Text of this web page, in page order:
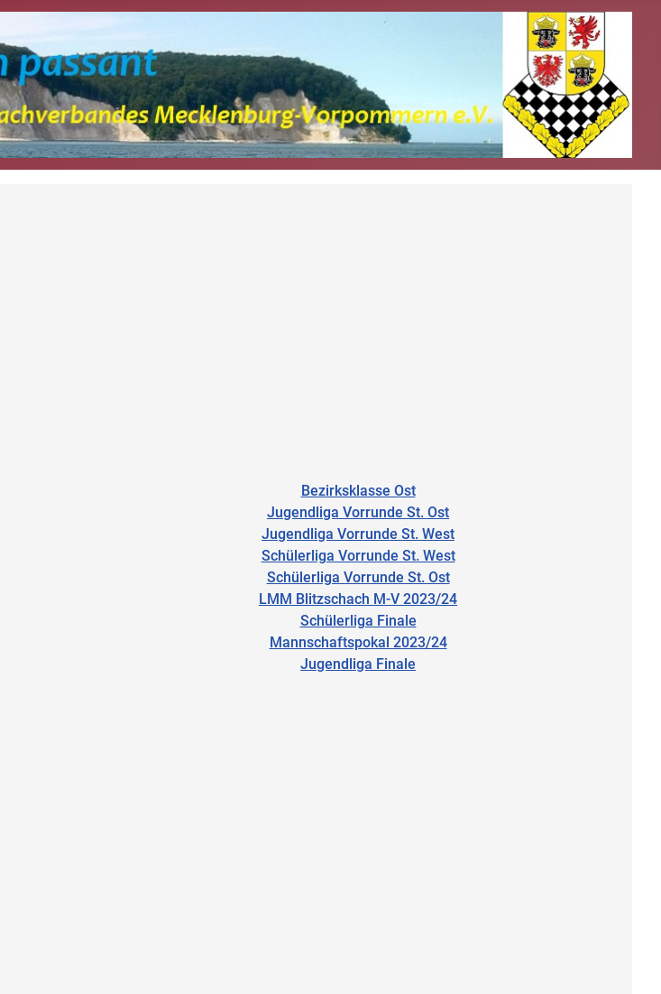
Bezirksklasse Ost
Jugendliga Vorrunde St. Ost
Jugendliga Vorrunde St. West
Schülerliga Vorrunde St. West
Schülerliga Vorrunde St. Ost
LMM Blitzschach M-V 2023/24
Schülerliga Finale
Mannschaftspokal 2023/24
Jugendliga Finale